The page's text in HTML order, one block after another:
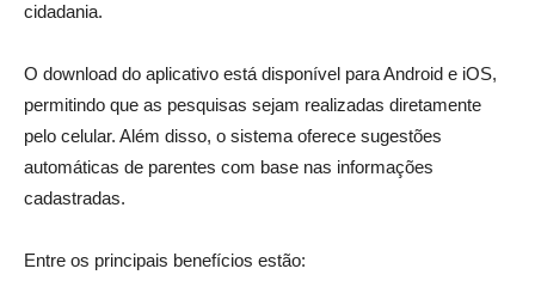
cidadania.
O download do aplicativo está disponível para Android e iOS,
permitindo que as pesquisas sejam realizadas diretamente
pelo celular. Além disso, o sistema oferece sugestões
automáticas de parentes com base nas informações
cadastradas.
Entre os principais benefícios estão: